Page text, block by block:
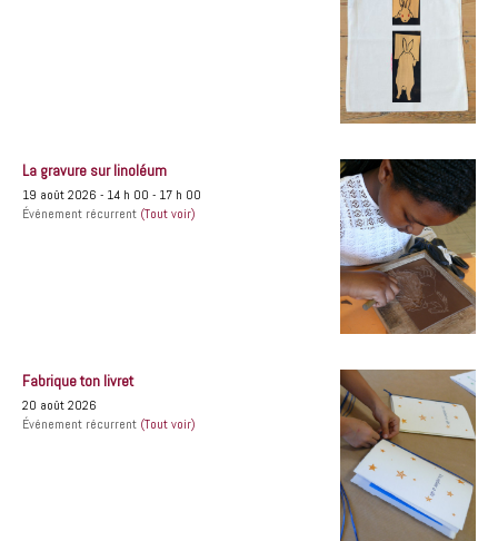
La gravure sur linoléum
19 août 2026 - 14 h 00 - 17 h 00
Événement récurrent (Tout voir)
Fabrique ton livret
20 août 2026
Événement récurrent (Tout voir)